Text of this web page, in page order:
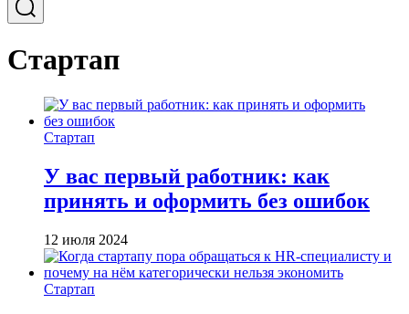
Стартап
Стартап
У вас первый работник: как
принять и оформить без ошибок
12 июля 2024
Стартап